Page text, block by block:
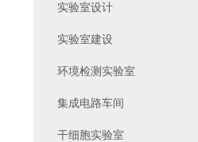
实验室设计
实验室建设
环境检测实验室
集成电路车间
干细胞实验室